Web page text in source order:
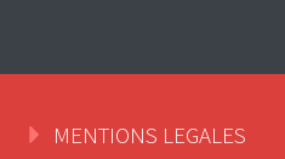
MENTIONS LEGALES